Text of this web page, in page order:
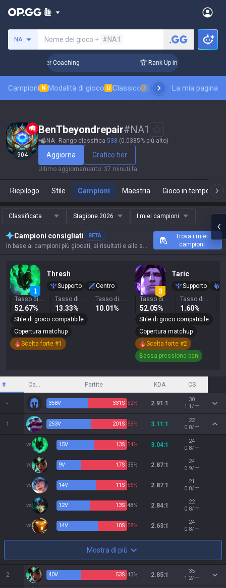
NA Nome del gioco + #NA1
Challenger Coaching 🏆 Rank Up in 3 Days!
Campioni N Modalità di gioco U Classico N Classifica skin
La mia pagina
904
BenTbeyondrepair#NA1
NA Rango classifica 538 (0.0385% più alto)
Aggiorna Grafico tier
Ultimo aggiornamento: 37 minuti fa
Riepilogo Stile Campioni Maestria Gioco in tempo
Classificata Stagione 2026 I miei campioni
Campioni consigliati BETA
In base ai campioni più giocati, ai risultati e alle statistiche chiave di questo evocatore.
Trova i miei
campioni
Thresh
Supporto
Centro
Tasso di vittoria
52.67%
Tasso di selezione
13.33%
Tasso di ban
10.01%
Stile di gioco compatibile
Copertura matchup
Scelta forte #1
Taric
Supporto
Tasso di vittoria
52.05%
Tasso di selezione
1.60%
Stile di gioco compatibile
Copertura matchup
Scelta forte #2
Bassa pressione ban
# Campione Partite KDA CS
- 358V 331 S 52% 2.91:1
30
1.1/m
1 253V 201 S 56% 3.11:1
22
0.8/m
vs 15V 13S 54% 3.04:1
24
0.8/m
vs 9V 17S 35% 2.87:1
24
0.9/m
vs 14V 11 S 56% 2.87:1
21
0.8/m
vs 12V 13S 48% 2.84:1
22
0.8/m
vs 14V 10S 58% 2.63:1
24
0.8/m
Mostra di più
2 40V 53S 43% 2.85:1
35
1.2/m